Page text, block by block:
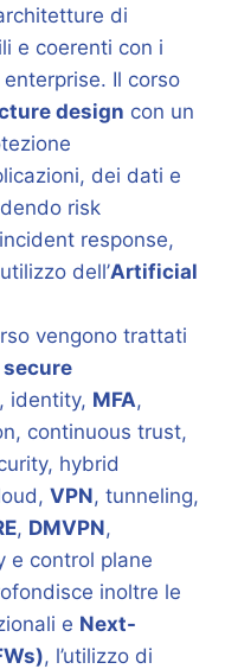
di
e coerenti con i
Il corso
design con un
dei dati e
risk
response,
dell’Artificial
vengono trattati
secure
, identity, MFA,
continuous trust,
hybrid
VPN, tunneling,
, DMVPN,
e control plane
inoltre le
e Next-
, l’utilizzo di